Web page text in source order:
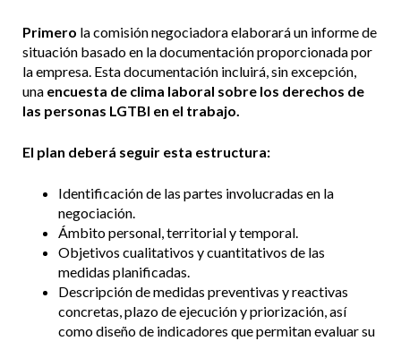
Primero la comisión negociadora elaborará un informe de
situación basado en la documentación proporcionada por
la empresa. Esta documentación incluirá, sin excepción,
una encuesta de clima laboral sobre los derechos de
las personas LGTBI en el trabajo.
El plan deberá seguir esta estructura:
Identificación de las partes involucradas en la
negociación.
Ámbito personal, territorial y temporal.
Objetivos cualitativos y cuantitativos de las
medidas planificadas.
Descripción de medidas preventivas y reactivas
concretas, plazo de ejecución y priorización, así
como diseño de indicadores que permitan evaluar su